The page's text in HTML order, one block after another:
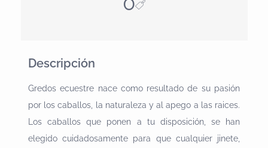
Descripción
Gredos ecuestre nace como resultado de su pasión
por los caballos, la naturaleza y al apego a las raices.
Los caballos que ponen a tu disposición, se han
elegido cuidadosamente para que cualquier jinete,